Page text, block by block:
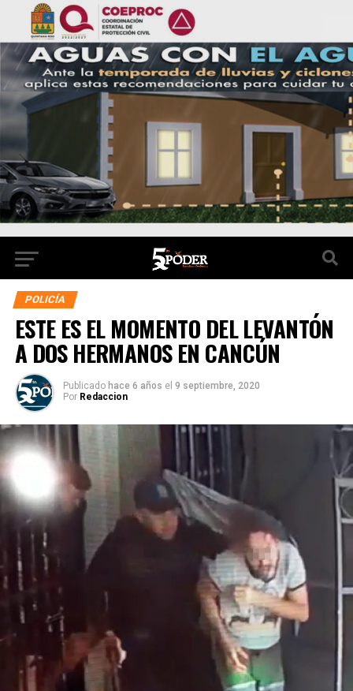
POLICÍA
ESTE ES EL MOMENTO DEL LEVANTÓN
A DOS HERMANOS EN CANCÚN
Publicado hace 6 años el 9 septiembre, 2020
Por Redaccion